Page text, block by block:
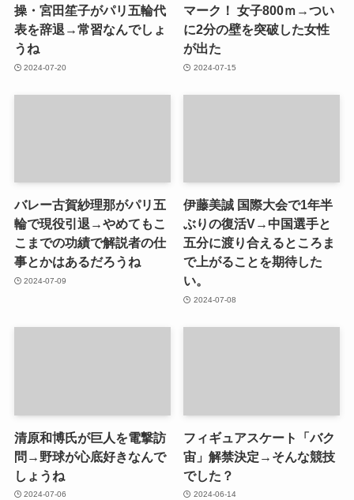
操・宮田笙子がパリ五輪代
表を辞退→常習なんでしょ
うね
2024-07-20
マーク！ 女子800ｍ→つい
に2分の壁を突破した女性
が出た
2024-07-15
バレー古賀紗理那がパリ五
輪で現役引退→やめてもこ
こまでの功績で解説者の仕
事とかはあるだろうね
2024-07-09
伊藤美誠 国際大会で1年半
ぶりの復活V→中国選手と
五分に渡り合えるところま
で上がることを期待した
い。
2024-07-08
清原和博氏が巨人を電撃訪
問→野球が心底好きなんで
しょうね
2024-07-06
フィギュアスケート「バク
宙」解禁決定→そんな競技
でした？
2024-06-14